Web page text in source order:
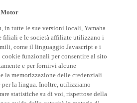
filiali e le società affiliate utilizzano i
come il linguaggio Javascript e i
funzionali per consentire al sito
e per fornirvi alcune
la memorizzazione delle credenziali
per la lingua. Inoltre, utilizziamo
statistiche su di voi, rispettose della
guida delle autorità in materia di